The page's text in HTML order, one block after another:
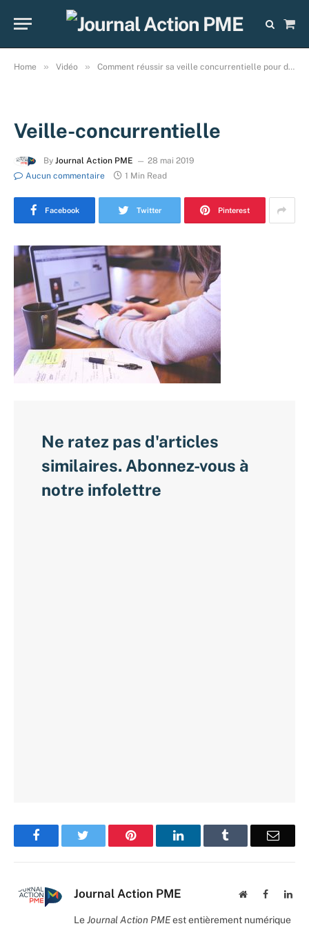
Cart
Home » Vidéo » Comment réussir sa veille concurrentielle pour demeurer compétitif?
Veille-concurrentielle
By Journal Action PME
28 mai 2019
Aucun commentaire
1 Min Read
Facebook Twitter Pinterest
Ne ratez pas d'articles
similaires. Abonnez-vous à
notre infolettre
Facebook Pinterest LinkedIn Email
Journal Action PME WebsiteFacebook
LeJournal Action PMEest entièrement numérique